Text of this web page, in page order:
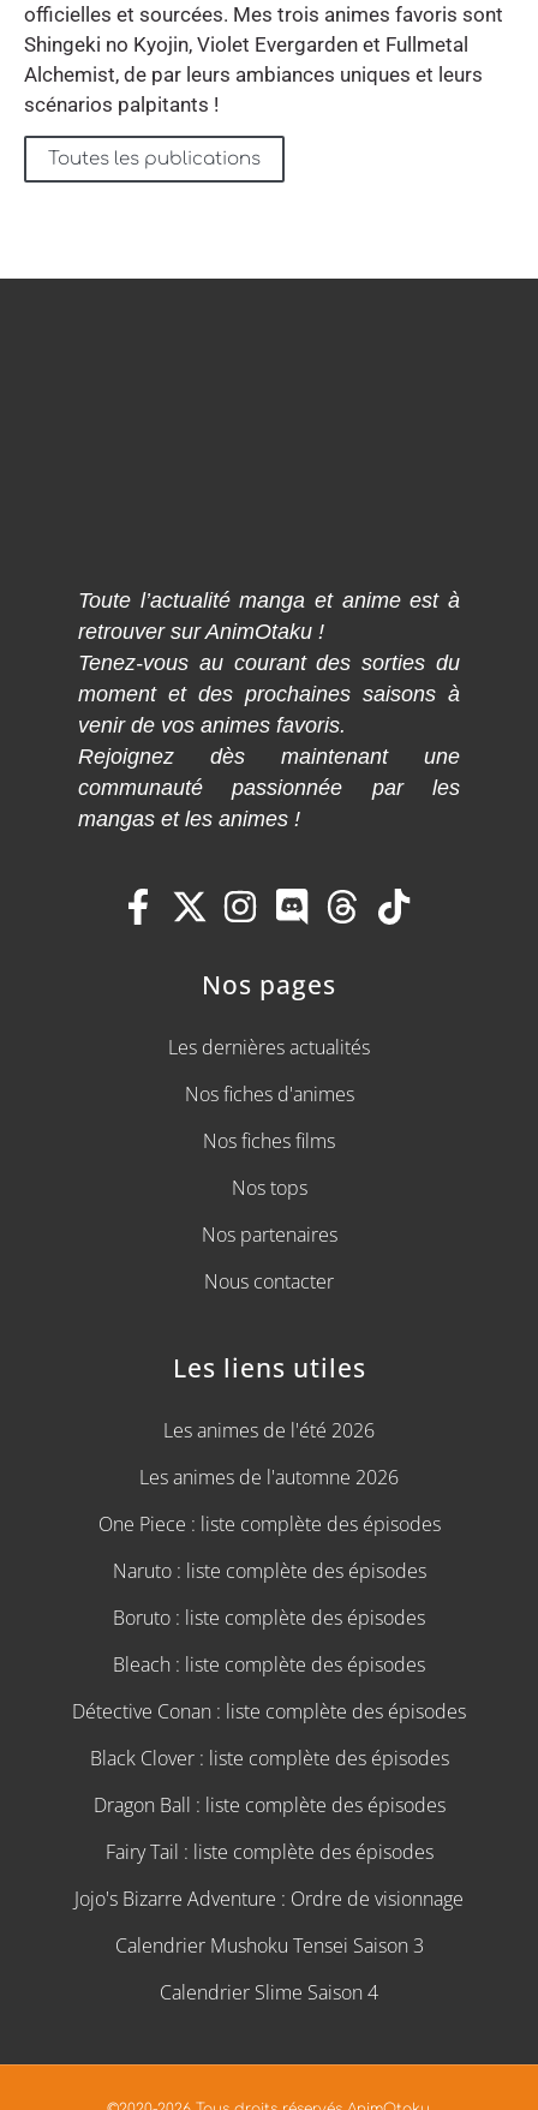
officielles et sourcées. Mes trois animes favoris sont
Shingeki no Kyojin, Violet Evergarden et Fullmetal
Alchemist, de par leurs ambiances uniques et leurs
scénarios palpitants !
Toutes les publications
Toute l’actualité manga et anime est à
retrouver sur AnimOtaku !
Tenez-vous au courant des sorties du
moment et des prochaines saisons à
venir de vos animes favoris.
Rejoignez dès maintenant une
communauté passionnée par les
mangas et les animes !
Nos pages
Les dernières actualités
Nos fiches d'animes
Nos fiches films
Nos tops
Nos partenaires
Nous contacter
Les liens utiles
Les animes de l'été 2026
Les animes de l'automne 2026
One Piece : liste complète des épisodes
Naruto : liste complète des épisodes
Boruto : liste complète des épisodes
Bleach : liste complète des épisodes
Détective Conan : liste complète des épisodes
Black Clover : liste complète des épisodes
Dragon Ball : liste complète des épisodes
Fairy Tail : liste complète des épisodes
Jojo's Bizarre Adventure : Ordre de visionnage
Calendrier Mushoku Tensei Saison 3
Calendrier Slime Saison 4